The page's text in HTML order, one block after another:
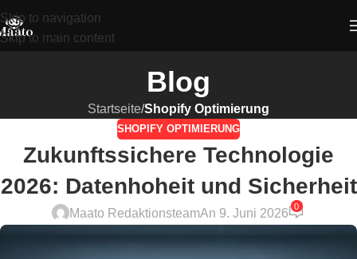
Skip to navigation
Skip to main content
Blog
Startseite/Shopify Optimierung
SHOPIFY OPTIMIERUNG
Zukunftssichere Technologie
2026: Datenhoheit und Sicherheit
Maato RedaktionsteamAn 9. Juni 2026
0